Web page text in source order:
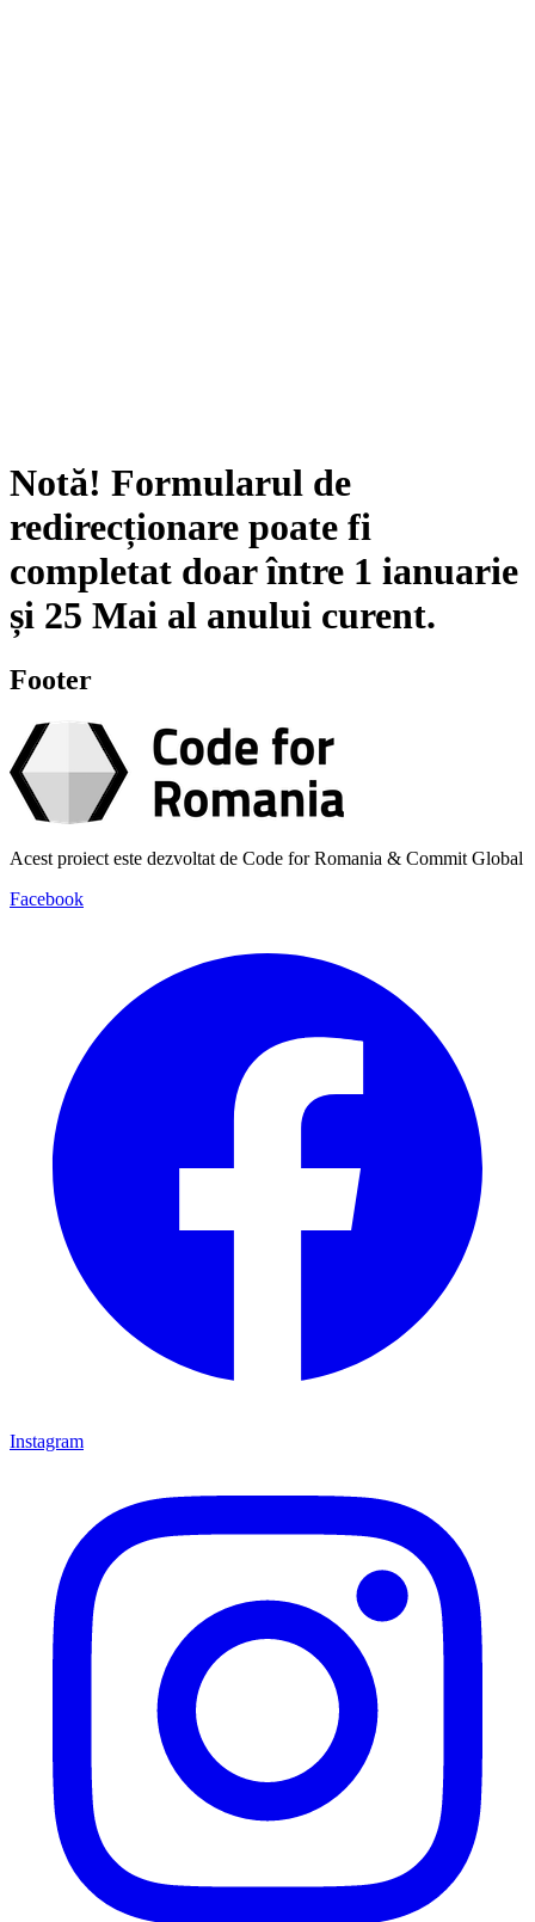
Notă! Formularul de
redirecționare poate fi
completat doar între 1 ianuarie
și 25 Mai al anului curent.
Footer
Acest proiect este dezvoltat de Code for Romania & Commit Global
Facebook
Instagram